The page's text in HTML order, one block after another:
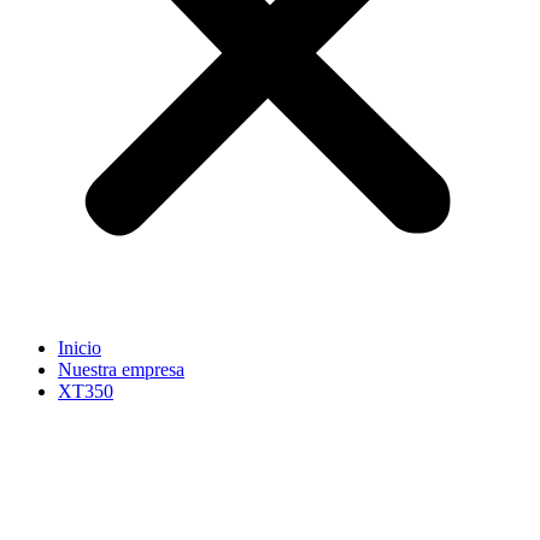
Inicio
Nuestra empresa
XT350